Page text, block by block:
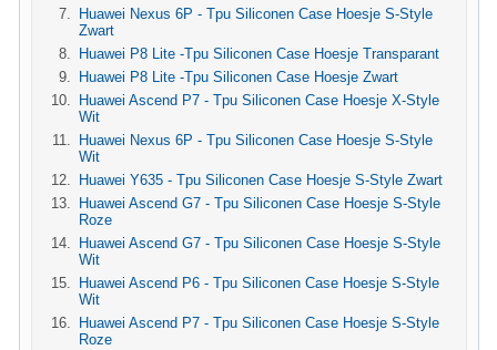
Huawei Nexus 6P - Tpu Siliconen Case Hoesje S-Style
Zwart
Huawei P8 Lite -Tpu Siliconen Case Hoesje Transparant
Huawei P8 Lite -Tpu Siliconen Case Hoesje Zwart
Huawei Ascend P7 - Tpu Siliconen Case Hoesje X-Style
Wit
Huawei Nexus 6P - Tpu Siliconen Case Hoesje S-Style
Wit
Huawei Y635 - Tpu Siliconen Case Hoesje S-Style Zwart
Huawei Ascend G7 - Tpu Siliconen Case Hoesje S-Style
Roze
Huawei Ascend G7 - Tpu Siliconen Case Hoesje S-Style
Wit
Huawei Ascend P6 - Tpu Siliconen Case Hoesje S-Style
Wit
Huawei Ascend P7 - Tpu Siliconen Case Hoesje S-Style
Roze